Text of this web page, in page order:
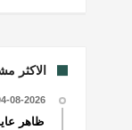
الاكثر
08-2026 04:53 PM
ظاهر